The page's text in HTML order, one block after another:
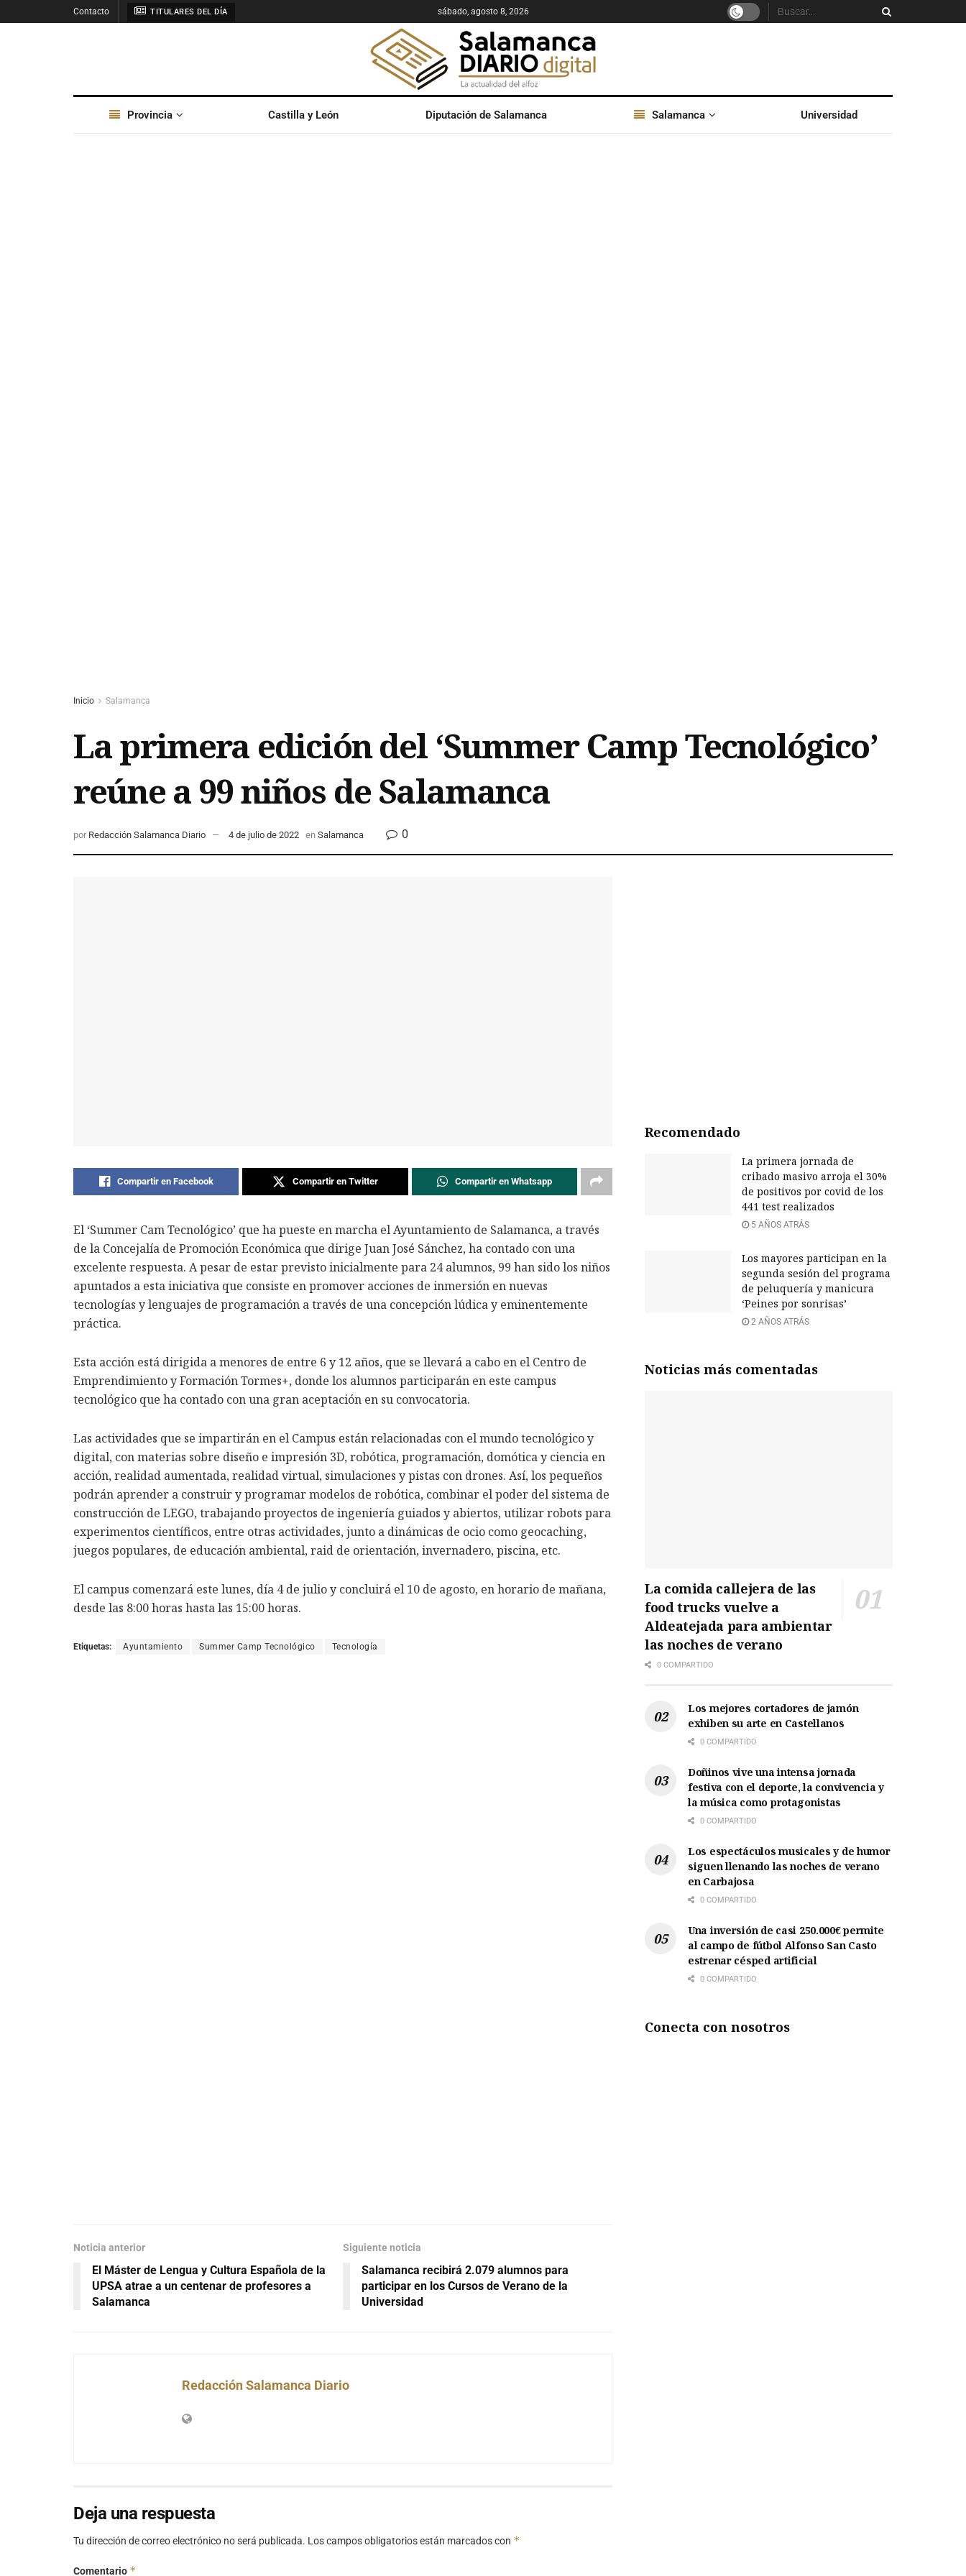
Contacto TITULARES DEL DÍA sábado, agosto 8, 2026
Provincia Castilla y León Diputación de Salamanca Salamanca Universidad
Inicio Salamanca
La primera edición del ‘Summer Camp Tecnológico’
reúne a 99 niños de Salamanca
por Redacción Salamanca Diario 4 de julio de 2022 en Salamanca 0
Compartir en Facebook Compartir en Twitter Compartir en Whatsapp
El ‘Summer Cam Tecnológico’ que ha pueste en marcha el Ayuntamiento de Salamanca, a través
de la Concejalía de Promoción Económica que dirige Juan José Sánchez, ha contado con una
excelente respuesta. A pesar de estar previsto inicialmente para 24 alumnos, 99 han sido los niños
apuntados a esta iniciativa que consiste en promover acciones de inmersión en nuevas
tecnologías y lenguajes de programación a través de una concepción lúdica y eminentemente
práctica.
Esta acción está dirigida a menores de entre 6 y 12 años, que se llevará a cabo en el Centro de
Emprendimiento y Formación Tormes+, donde los alumnos participarán en este campus
tecnológico que ha contado con una gran aceptación en su convocatoria.
Las actividades que se impartirán en el Campus están relacionadas con el mundo tecnológico y
digital, con materias sobre diseño e impresión 3D, robótica, programación, domótica y ciencia en
acción, realidad aumentada, realidad virtual, simulaciones y pistas con drones. Así, los pequeños
podrán aprender a construir y programar modelos de robótica, combinar el poder del sistema de
construcción de LEGO, trabajando proyectos de ingeniería guiados y abiertos, utilizar robots para
experimentos científicos, entre otras actividades, junto a dinámicas de ocio como geocaching,
juegos populares, de educación ambiental, raid de orientación, invernadero, piscina, etc.
El campus comenzará este lunes, día 4 de julio y concluirá el 10 de agosto, en horario de mañana,
desde las 8:00 horas hasta las 15:00 horas.
Etiquetas: Ayuntamiento Summer Camp Tecnológico Tecnología
Noticia anterior
El Máster de Lengua y Cultura Española de la
UPSA atrae a un centenar de profesores a
Salamanca
Siguiente noticia
Salamanca recibirá 2.079 alumnos para
participar en los Cursos de Verano de la
Universidad
Redacción Salamanca Diario
Deja una respuesta
Tu dirección de correo electrónico no será publicada. Los campos obligatorios están marcados con *
Comentario *
Recomendado
La primera jornada de
cribado masivo arroja el 30%
de positivos por covid de los
441 test realizados
5 AÑOS ATRÁS
Los mayores participan en la
segunda sesión del programa
de peluquería y manicura
‘Peines por sonrisas’
2 AÑOS ATRÁS
Noticias más comentadas
La comida callejera de las
food trucks vuelve a
Aldeatejada para ambientar
las noches de verano
0 COMPARTIDO
Los mejores cortadores de jamón
exhiben su arte en Castellanos
0 COMPARTIDO
Doñinos vive una intensa jornada
festiva con el deporte, la convivencia y
la música como protagonistas
0 COMPARTIDO
Los espectáculos musicales y de humor
siguen llenando las noches de verano
en Carbajosa
0 COMPARTIDO
Una inversión de casi 250.000€ permite
al campo de fútbol Alfonso San Casto
estrenar césped artificial
0 COMPARTIDO
Conecta con nosotros